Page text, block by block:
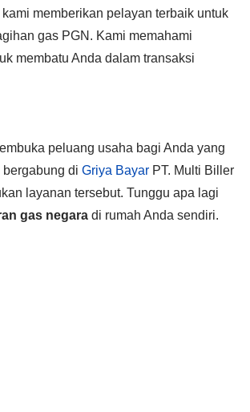
memberikan pelayan terbaik untuk
gas PGN. Kami memahami
membatu Anda dalam transaksi
peluang usaha bagi Anda yang
di Griya Bayar PT. Multi Biller
layanan tersebut. Tunggu apa lagi
gas negara di rumah Anda sendiri.